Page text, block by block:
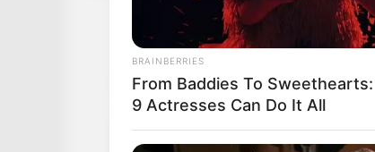
BRAINBERRIES
From Baddies To
9 Actresses Can Do It All